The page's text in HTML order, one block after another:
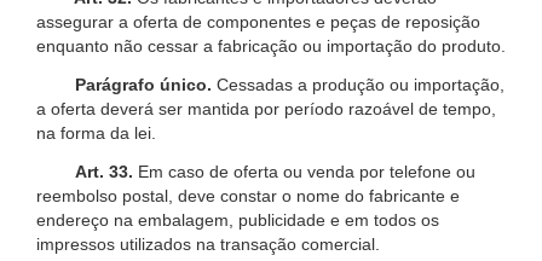
assegurar a oferta de componentes e peças de reposição
enquanto não cessar a fabricação ou importação do produto.
Parágrafo único. Cessadas a produção ou importação,
a oferta deverá ser mantida por período razoável de tempo,
na forma da lei.
Art. 33. Em caso de oferta ou venda por telefone ou
reembolso postal, deve constar o nome do fabricante e
endereço na embalagem, publicidade e em todos os
impressos utilizados na transação comercial.